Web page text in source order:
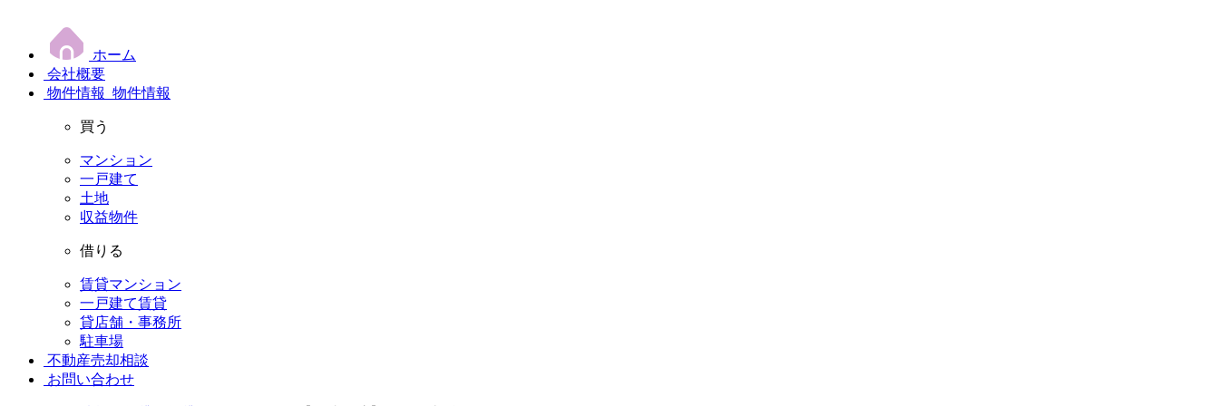
ホーム
会社概要
物件情報 物件情報
買う
マンション
一戸建て
土地
収益物件
借りる
賃貸マンション
一戸建て賃貸
貸店舗・事務所
駐車場
不動産売却相談
お問い合わせ